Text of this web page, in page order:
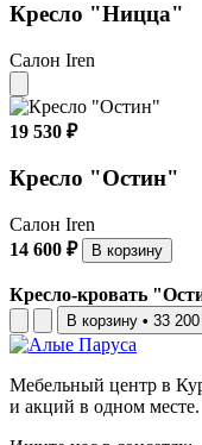
Кресло "Ницца"
Салон Iren
19 530 ₽
Кресло "Остин"
Салон Iren
14 600 ₽
В корзину
Кресло-кровать
В корзину • 33
Мебельный центр в
и акций в одном месте.